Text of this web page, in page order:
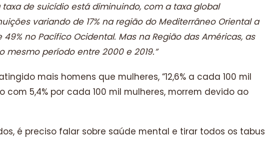
taxa de suicídio está diminuindo, com a taxa global
variando de 17% na região do Mediterrâneo Oriental a
no Pacífico Ocidental. Mas na Região das Américas, as
mesmo período entre 2000 e 2019.”
mais homens que mulheres, “12,6% a cada 100 mil
5,4% por cada 100 mil mulheres, morrem devido ao
é preciso falar sobre saúde mental e tirar todos os tabus